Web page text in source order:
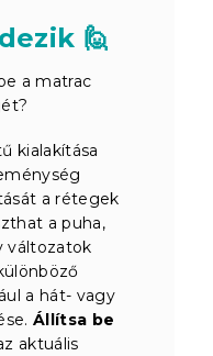
🙋
a matrac
kialakítása
a rétegek
a puha,
változatok
a hát- vagy
Állítsa be
aktuális